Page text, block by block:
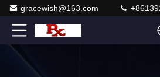
gracewish@163.com